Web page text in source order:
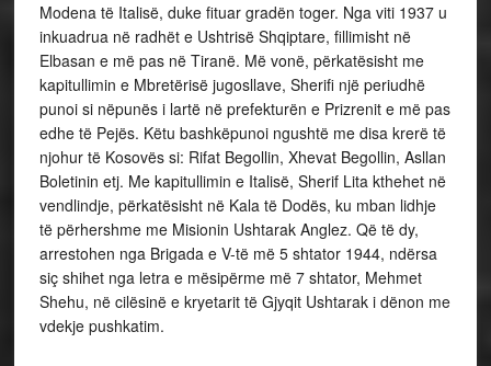
Modena të Italisë, duke fituar gradën toger. Nga viti 1937 u
inkuadrua në radhët e Ushtrisë Shqiptare, fillimisht në
Elbasan e më pas në Tiranë. Më vonë, përkatësisht me
kapitullimin e Mbretërisë jugosllave, Sherifi një periudhë
punoi si nëpunës i lartë në prefekturën e Prizrenit e më pas
edhe të Pejës. Këtu bashkëpunoi ngushtë me disa krerë të
njohur të Kosovës si: Rifat Begollin, Xhevat Begollin, Asllan
Boletinin etj. Me kapitullimin e Italisë, Sherif Lita kthehet në
vendlindje, përkatësisht në Kala të Dodës, ku mban lidhje
të përhershme me Misionin Ushtarak Anglez. Që të dy,
arrestohen nga Brigada e V-të më 5 shtator 1944, ndërsa
siç shihet nga letra e mësipërme më 7 shtator, Mehmet
Shehu, në cilësinë e kryetarit të Gjyqit Ushtarak i dënon me
vdekje pushkatim.